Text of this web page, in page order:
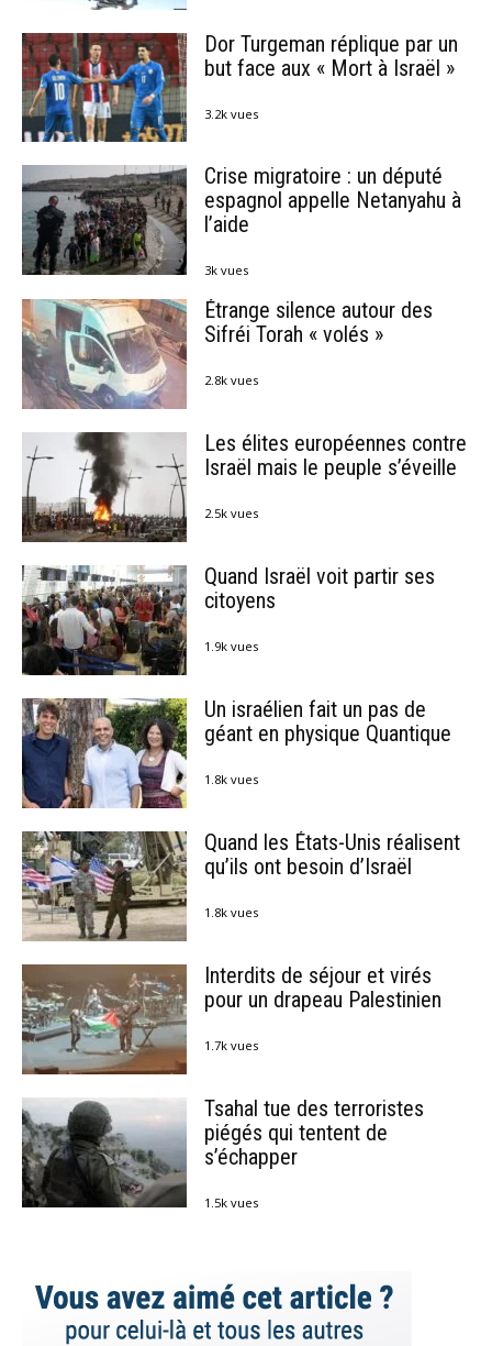
Dor Turgeman réplique par un
but face aux « Mort à Israël »
3.2k vues
Crise migratoire : un député
espagnol appelle Netanyahu à
l’aide
3k vues
Étrange silence autour des
Sifréi Torah « volés »
2.8k vues
Les élites européennes contre
Israël mais le peuple s’éveille
2.5k vues
Quand Israël voit partir ses
citoyens
1.9k vues
Un israélien fait un pas de
géant en physique Quantique
1.8k vues
Quand les États-Unis réalisent
qu’ils ont besoin d’Israël
1.8k vues
Interdits de séjour et virés
pour un drapeau Palestinien
1.7k vues
Tsahal tue des terroristes
piégés qui tentent de
s’échapper
1.5k vues